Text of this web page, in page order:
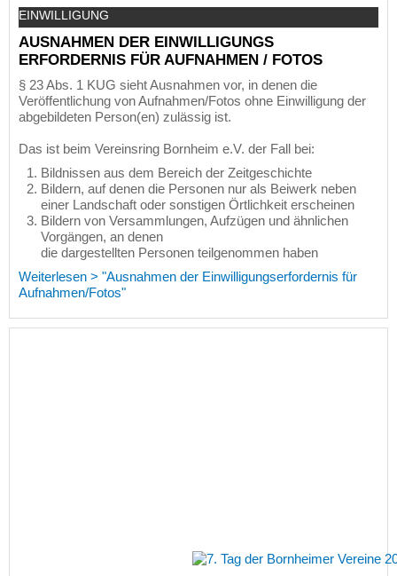
EINWILLIGUNG
AUSNAHMEN DER EINWILLIGUNGS
ERFORDERNIS FÜR AUFNAHMEN / FOTOS
§ 23 Abs. 1 KUG sieht Ausnahmen vor, in denen die
Veröffentlichung von Aufnahmen/Fotos ohne Einwilligung der
abgebildeten Person(en) zulässig ist.
Das ist beim Vereinsring Bornheim e.V. der Fall bei:
Bildnissen aus dem Bereich der Zeitgeschichte
Bildern, auf denen die Personen nur als Beiwerk neben
einer Landschaft oder sonstigen Örtlichkeit erscheinen
Bildern von Versammlungen, Aufzügen und ähnlichen
Vorgängen, an denen
die dargestellten Personen teilgenommen haben
Weiterlesen > "Ausnahmen der Einwilligungserfordernis für
Aufnahmen/Fotos"